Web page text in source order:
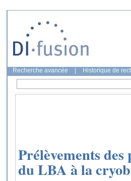
Recherche avancée Historique de
Prélèvements
du LBA à la